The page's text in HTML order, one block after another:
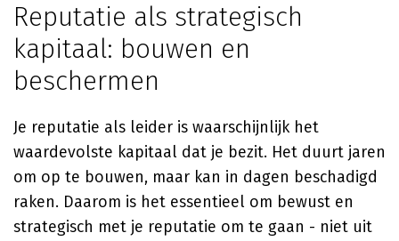
Reputatie als strategisch
kapitaal: bouwen en
beschermen
Je reputatie als leider is waarschijnlijk het
waardevolste kapitaal dat je bezit. Het duurt jaren
om op te bouwen, maar kan in dagen beschadigd
raken. Daarom is het essentieel om bewust en
strategisch met je reputatie om te gaan - niet uit